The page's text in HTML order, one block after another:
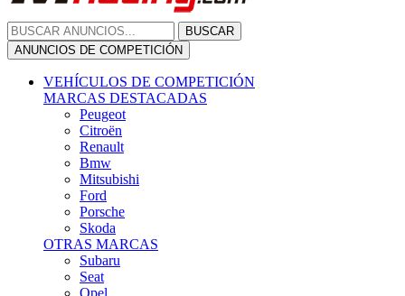
BUSCAR
ANUNCIOS DE COMPETICIÓN
VEHÍCULOS DE COMPETICIÓN
MARCAS DESTACADAS
Peugeot
Citroën
Renault
Bmw
Mitsubishi
Ford
Porsche
Skoda
OTRAS MARCAS
Subaru
Seat
Opel